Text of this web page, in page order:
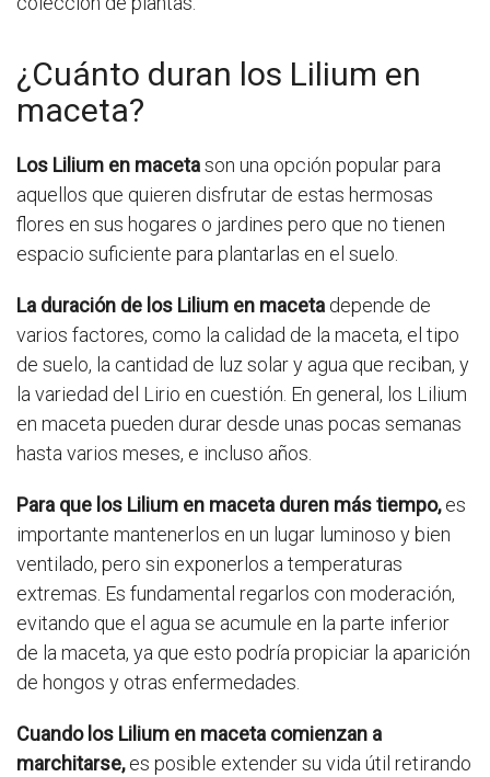
¿Cuánto duran los Lilium en
maceta?
Los Lilium en macetason una opción popular para
aquellos que quieren disfrutar de estas hermosas
flores en sus hogares o jardines pero que no tienen
espacio suficiente para plantarlas en el suelo.
La duración de los Lilium en maceta depende de
varios factores, como la calidad de la maceta, el tipo
de suelo, la cantidad de luz solar y agua que reciban, y
la variedad del Lirio en cuestión. En general, los Lilium
en maceta pueden durar desde unas pocas semanas
hasta varios meses, e incluso años.
Para que los Lilium en maceta duren más tiempo,es
importante mantenerlos en un lugar luminoso y bien
ventilado, pero sin exponerlos a temperaturas
extremas. Es fundamental regarlos con moderación,
evitando que el agua se acumule en la parte inferior
de la maceta, ya que esto podría propiciar la aparición
de hongos y otras enfermedades.
Cuando los Lilium en maceta comienzan a
marchitarse,es posible extender su vida útil retirando